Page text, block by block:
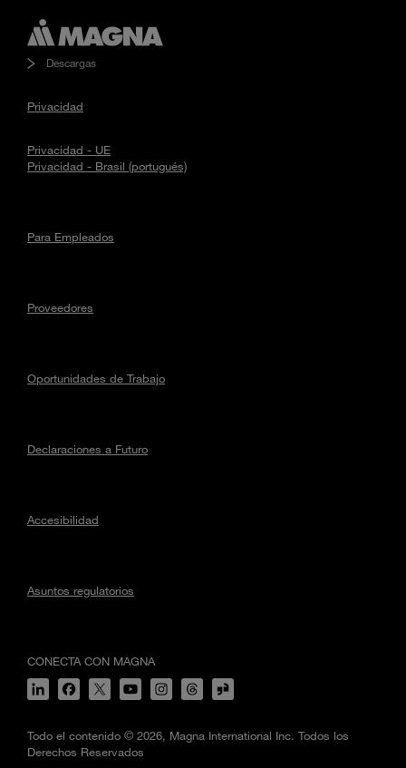
Descargas
Privacidad
Privacidad - UE
Privacidad - Brasil (portugués)
Para Empleados
Proveedores
Oportunidades de Trabajo
Declaraciones a Futuro
Accesibilidad
Asuntos regulatorios
CONECTA CON MAGNA
Todo el contenido © 2026, Magna International Inc. Todos los
Derechos Reservados